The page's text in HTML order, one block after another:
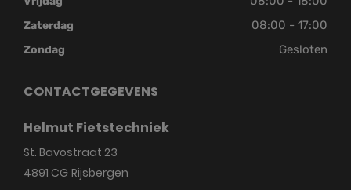
Zaterdag 08:00 - 17:00
Zondag Gesloten
CONTACTGEGEVENS
Helmut Fietstechniek
St. Bavostraat 23
4891 CG Rijsbergen